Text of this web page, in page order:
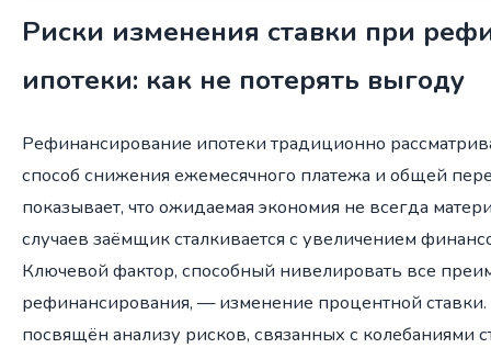
Риски изменения ставки при
ипотеки: как не потерять выгоду
Рефинансирование ипотеки традиционно
способ снижения ежемесячного платежа и общей
показывает, что ожидаемая экономия не всегда
случаев заёмщик сталкивается с увеличением
Ключевой фактор, способный нивелировать все
рефинансирования, — изменение процентной
посвящён анализу рисков, связанных с колебаниями